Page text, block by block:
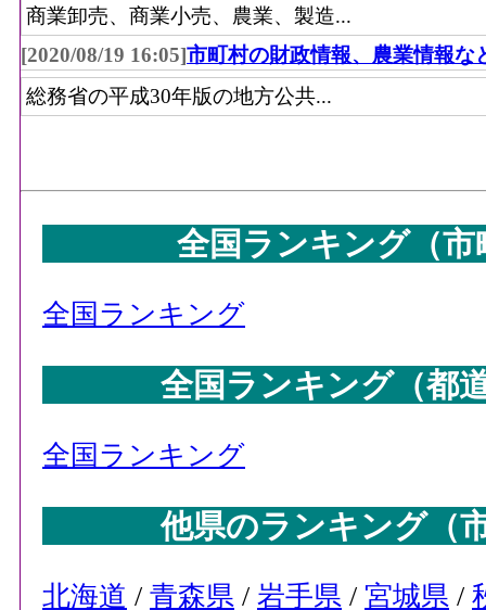
商業卸売、商業小売、農業、製造...
[2020/08/19 16:05]市町村の財政情報、農業情報な
総務省の平成30年版の地方公共...
全国ランキング（
全国ランキング
全国ランキング（都
全国ランキング
他県のランキング（
北海道 / 青森県 / 岩手県 / 宮城県 /